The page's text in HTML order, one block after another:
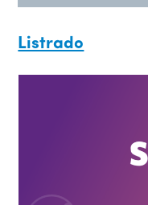
Listrado